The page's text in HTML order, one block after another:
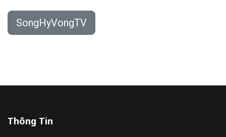
SongHyVongTV
Thông Tin